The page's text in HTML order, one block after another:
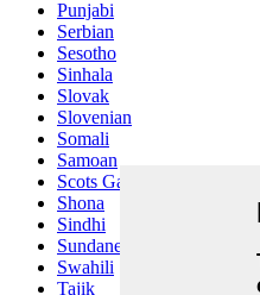
Punjabi
Serbian
Sesotho
Sinhala
Slovak
Slovenian
Somali
Samoan
Scots Gaelic
Shona
Sindhi
Sundanese
Swahili
Tajik